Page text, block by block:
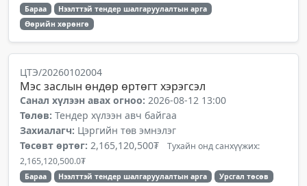
Бараа
Нээлттэй тендер шалгаруулалтын арга
Өөрийн хөрөнгө
ЦТЭ/20260102004
Мэс заслын өндөр өртөгт хэрэгсэл
Санал хүлээн авах огноо: 2026-08-12 13:00
Төлөв: Тендер хүлээн авч байгаа
Захиалагч: Цэргийн төв эмнэлэг
Төсөвт өртөг: 2,165,120,500₮ Тухайн онд санхүүжих:
2,165,120,500.0₮
Бараа Нээлттэй тендер шалгаруулалтын арга Урсгал төсөв